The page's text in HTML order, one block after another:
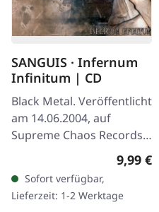
SANGUIS · Infernum
Infinitum | CD
Black Metal. Veröffentlicht
am 14.06.2004, auf
Supreme Chaos Records.
CD im Jewelcase mit 16-
seitigem Booklet. Die
österreichische Black
Metal-Horde…
9,99 €
Sofort verfügbar,
Lieferzeit: 1-2 Werktage